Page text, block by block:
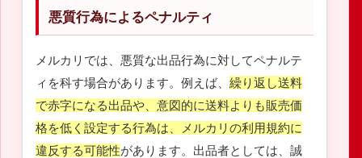
悪質行為によるペナルティ
メルカリでは、悪質な出品行為に対してペナルテ
ィを科す場合があります。例えば、 繰り返し送料
で赤字になる出品や、意図的に送料よりも販売価
格を低く設定する行為は、メルカリの利用規約に
違反する可能性があります。出品者としては、誠